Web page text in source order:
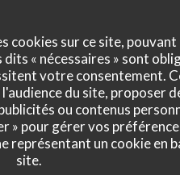
cookies sur ce site,
« nécessaires » sont
votre consentement.
du site, proposer
ou contenus
» pour gérer vos
un cookie en
site.